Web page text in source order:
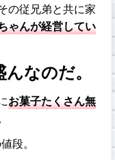
の従兄弟と共に家
ゃんが経営してい
なのだ。
お菓子たくさん無
段。